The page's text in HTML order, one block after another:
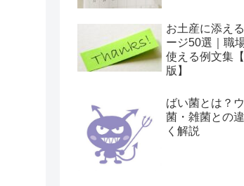
お土産に添え
ージ50選｜職
使える例文集
版】
ばい菌とは？
菌・雑菌との
く解説